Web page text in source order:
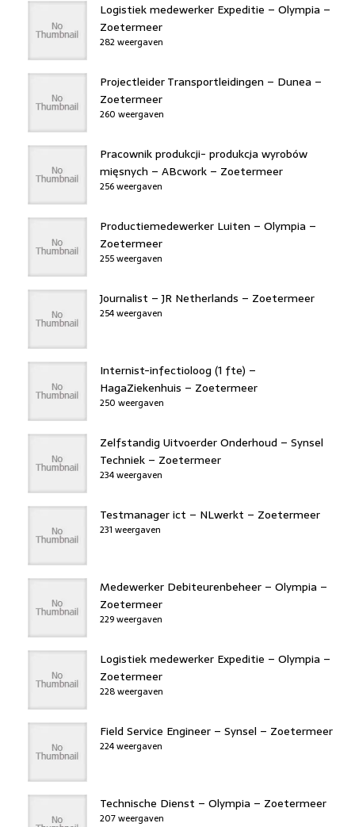
Logistiek medewerker Expeditie – Olympia –
Zoetermeer
282 weergaven
Projectleider Transportleidingen – Dunea –
Zoetermeer
260 weergaven
Pracownik produkcji- produkcja wyrobów
mięsnych – ABcwork – Zoetermeer
256 weergaven
Productiemedewerker Luiten – Olympia –
Zoetermeer
255 weergaven
Journalist – JR Netherlands – Zoetermeer
254 weergaven
Internist-infectioloog (1 fte) –
HagaZiekenhuis – Zoetermeer
250 weergaven
Zelfstandig Uitvoerder Onderhoud – Synsel
Techniek – Zoetermeer
234 weergaven
Testmanager ict – NLwerkt – Zoetermeer
231 weergaven
Medewerker Debiteurenbeheer – Olympia –
Zoetermeer
229 weergaven
Logistiek medewerker Expeditie – Olympia –
Zoetermeer
228 weergaven
Field Service Engineer – Synsel – Zoetermeer
224 weergaven
Technische Dienst – Olympia – Zoetermeer
207 weergaven